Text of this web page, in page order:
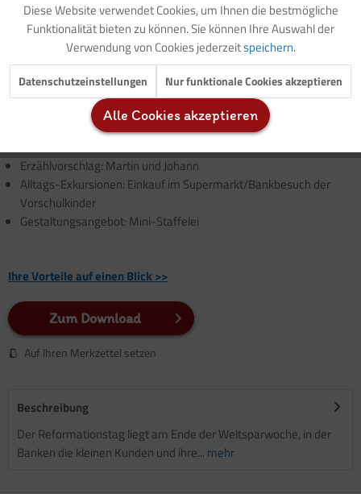
Erzählstationen: Die Luther-Geschichte in Etappen
Lied: 500 Jahre und kein bisschen leise
Philosophische Gesprächsrunde: Erzähl mir was über Liebe
Freispielangebote: Gottes Liebe kostet kein Geld
Sachbetrachtung und Aktion: Unserem Zahlungsmittel auf der
Gesprächsanregung: Nicht alles kann man kaufen
Erzählvorschlag: Martin und Johann
Alltags-Exkursionen: Einkauf im Supermarkt/Bankbesuch der
Vorschulkinder
Gestaltungsangebot: Mini-Staffelei
Ihre Vorteile auf einen Blick >>
Zum Download
Auf Ihren Merkzettel setzen
Beschreibung
Der Reformationstag liegt am Ende der Weltsparwoche, in der
Banken die kleinen Kunden und ihre... mehr
Marketing Inaktiv
Tracking Inaktiv
Inaktiv
Diese Website verwendet Cookies, um Ihnen die bestmögliche
Funktionalität bieten zu können. Sie können Ihre Auswahl der
Verwendung von Cookies jederzeitspeichern.
Datenschutzeinstellungen Nur funktionale Cookies akzeptieren
Alle Cookies akzeptieren